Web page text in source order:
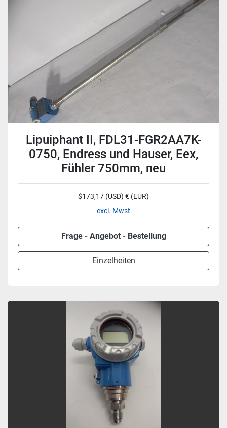
Sortieren nach
Lipuiphant II, FDL31-FGR2AA7K-
0750, Endress und Hauser, Eex,
Fühler 750mm, neu
$173,17 (USD) € (EUR)
excl. Mwst
Frage - Angebot - Bestellung
Einzelheiten